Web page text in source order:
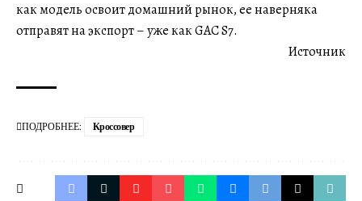
как модель освоит домашний рынок, ее наверняка
отправят на экспорт – уже как GAC S7.
Источник
ПОДРОБНЕЕ: Кроссовер